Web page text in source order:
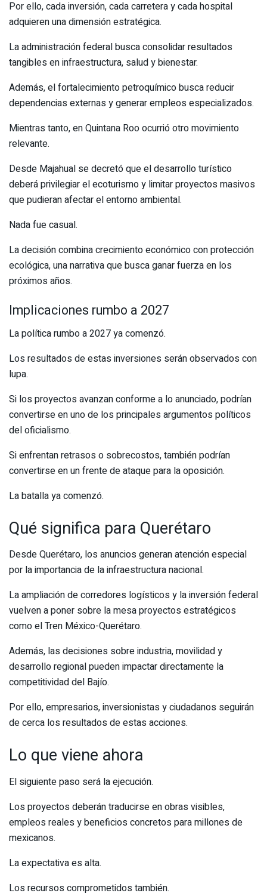
Por ello, cada inversión, cada carretera y cada hospital
adquieren una dimensión estratégica.
La administración federal busca consolidar resultados
tangibles en infraestructura, salud y bienestar.
Además, el fortalecimiento petroquímico busca reducir
dependencias externas y generar empleos especializados.
Mientras tanto, en Quintana Roo ocurrió otro movimiento
relevante.
Desde Majahual se decretó que el desarrollo turístico
deberá privilegiar el ecoturismo y limitar proyectos masivos
que pudieran afectar el entorno ambiental.
Nada fue casual.
La decisión combina crecimiento económico con protección
ecológica, una narrativa que busca ganar fuerza en los
próximos años.
Implicaciones rumbo a 2027
La política rumbo a 2027 ya comenzó.
Los resultados de estas inversiones serán observados con
lupa.
Si los proyectos avanzan conforme a lo anunciado, podrían
convertirse en uno de los principales argumentos políticos
del oficialismo.
Si enfrentan retrasos o sobrecostos, también podrían
convertirse en un frente de ataque para la oposición.
La batalla ya comenzó.
Qué significa para Querétaro
Desde Querétaro, los anuncios generan atención especial
por la importancia de la infraestructura nacional.
La ampliación de corredores logísticos y la inversión federal
vuelven a poner sobre la mesa proyectos estratégicos
como el Tren México-Querétaro.
Además, las decisiones sobre industria, movilidad y
desarrollo regional pueden impactar directamente la
competitividad del Bajío.
Por ello, empresarios, inversionistas y ciudadanos seguirán
de cerca los resultados de estas acciones.
Lo que viene ahora
El siguiente paso será la ejecución.
Los proyectos deberán traducirse en obras visibles,
empleos reales y beneficios concretos para millones de
mexicanos.
La expectativa es alta.
Los recursos comprometidos también.